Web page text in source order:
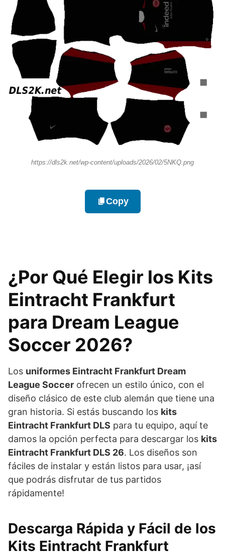
https://dls2k.net/wp-content/uploads/2026/02/5NKQ.png
Copy
¿Por Qué Elegir los Kits
Eintracht Frankfurt
para Dream League
Soccer 2026?
Los uniformes Eintracht Frankfurt Dream
League Soccer ofrecen un estilo único, con el
diseño clásico de este club alemán que tiene una
gran historia. Si estás buscando los kits
Eintracht Frankfurt DLS para tu equipo, aquí te
damos la opción perfecta para descargar los kits
Eintracht Frankfurt DLS 26. Los diseños son
fáciles de instalar y están listos para usar, ¡así
que podrás disfrutar de tus partidos
rápidamente!
Descarga Rápida y Fácil de los
Kits Eintracht Frankfurt